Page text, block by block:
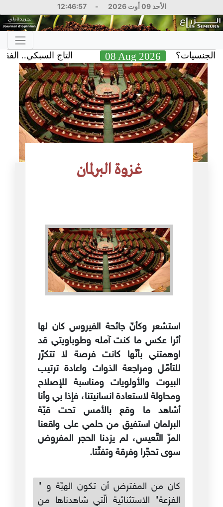
الأحد 09 أوت 2026 -
12:46:58
التاج السبكي.. الفقيه 08 Aug 2026
غزوة البرلمان
استشعر وكأنّ جائحة الفيروس كان لها
أثرا عكس ما كنت آمله وطوباويتي قد
اوهمتني بأنّها كانت فرصة لا تتكرّر
للتأمّل ومراجعة الذوات واعادة ترتيب
البيوت والأولويات ومناسبة للإصلاح
ومحاولة لاستعادة انسانيتنا، فإذا بي وأنا
أشاهد ما وقع بالأمس تحت قبّة
البرلمان استفيق من حلمي على واقعنا
المرّ التّعيس، لم يزدنا الحجر المفروض
سوى تحجّرا وفرقة وتفثّتا.
كان من المفترض أن تكون الهبّة و "
الفزعة" الاستثنائية الّتي شاهدناها من